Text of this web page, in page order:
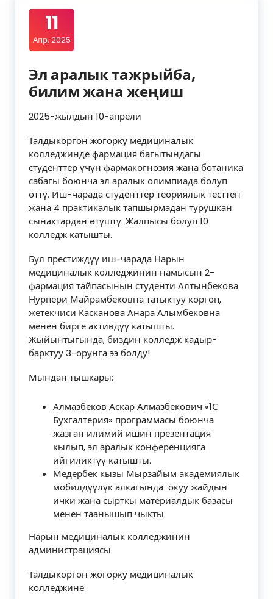
11
Апр, 2025
Эл аралык тажрыйба,
билим жана жеңиш
2025-жылдын 10-апрели
Талдыкоргон жогорку медициналык
колледжинде фармация багытындагы
студенттер үчүн фармакогнозия жана ботаника
сабагы боюнча эл аралык олимпиада болуп
өттү. Иш-чарада студенттер теориялык тесттен
жана 4 практикалык тапшырмадан турушкан
сынактардан өтүштү. Жалпысы болуп 10
колледж катышты.
Бул престиждүү иш-чарада Нарын
медициналык колледжинин намысын 2-
фармация тайпасынын студенти Алтынбекова
Нурпери Майрамбековна татыктуу коргоп,
жетекчиси Касканова Анара Алымбековна
менен бирге активдүү катышты.
Жыйынтыгында, биздин колледж кадыр-
барктуу 3-орунга ээ болду!
Мындан тышкары:
Алмазбеков Аскар Алмазбекович «1С
Бухгалтерия» программасы боюнча
жазган илимий ишин презентация
кылып, эл аралык конференцияга
ийгиликтүү катышты.
Медербек кызы Мырзайым академиялык
мобилдүүлүк алкагында окуу жайдын
ички жана сырткы материалдык базасы
менен таанышып чыкты.
Нарын медициналык колледжинин
администрациясы
Талдыкоргон жогорку медициналык
колледжине